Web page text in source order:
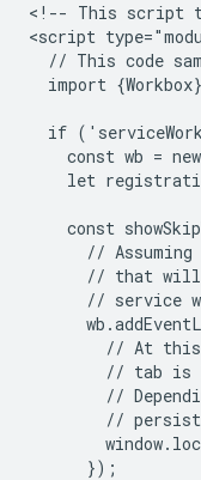
<!-- This script
<script
// This code
import
if
const wb =
let
const
// Assuming
// that
// service
// At
// tab is
//
//
      });